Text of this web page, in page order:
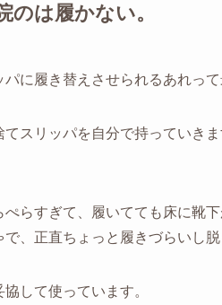
は履かない。
に履き替えさせられるあれって
スリッパを自分で持っていき
らすぎて、履いてても床に靴下
、正直ちょっと履きづらいし脱
して使っています。